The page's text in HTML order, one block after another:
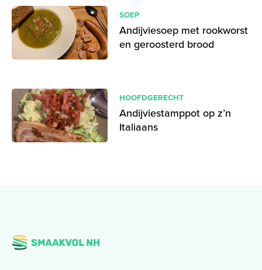
SOEP
Andijviesoep met rookworst
en geroosterd brood
HOOFDGERECHT
Andijviestamppot op z’n
Italiaans